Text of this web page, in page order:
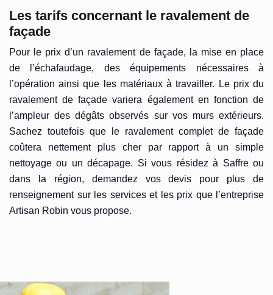
Les tarifs concernant le ravalement de
façade
Pour le prix d’un ravalement de façade, la mise en place
de l’échafaudage, des équipements nécessaires à
l’opération ainsi que les matériaux à travailler. Le prix du
ravalement de façade variera également en fonction de
l’ampleur des dégâts observés sur vos murs extérieurs.
Sachez toutefois que le ravalement complet de façade
coûtera nettement plus cher par rapport à un simple
nettoyage ou un décapage. Si vous résidez à Saffre ou
dans la région, demandez vos devis pour plus de
renseignement sur les services et les prix que l’entreprise
Artisan Robin vous propose.